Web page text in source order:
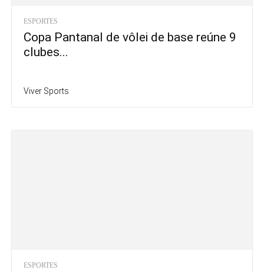
ESPORTES
Copa Pantanal de vôlei de base reúne 9
clubes...
Viver Sports
ESPORTES